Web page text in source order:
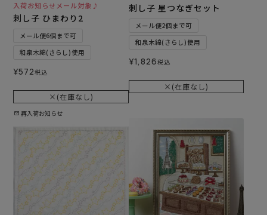
入荷お知らせメール対象♪
刺し子 ひまわり2
メール便6個まで可
和泉木綿(さらし)使用
¥572税込
×(在庫なし)
再入荷お知らせ
刺し子 星つなぎセット
メール便2個まで可
和泉木綿(さらし)使用
¥1,826税込
×(在庫なし)